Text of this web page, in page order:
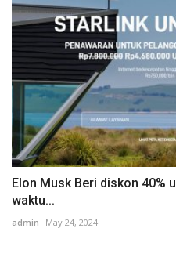
Elon Musk Beri diskon 40%
waktu...
admin May 24, 2024